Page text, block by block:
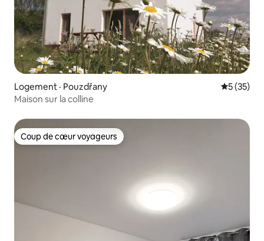
Logement · Pouzdřany Note
5 (35)
Maison sur la colline
Coup de cœur voyageurs
Coup de cœur voyageurs